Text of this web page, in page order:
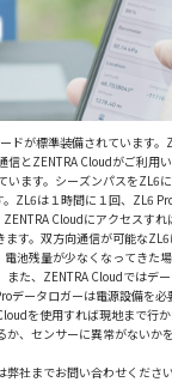
ドが標準装備されています。
とZENTRA Cloudがご利用
います。シーズンパスをZL6
ZL6は１時間に１回、ZL6
Cloudにアクセスす
す。双方向通信が可能な
池残量が少なくなってきた
た、ZENTRA Cloudではデー
データロガーは電源設備を
を使用すれば現地まで行
、センサーに異常がないか
社までお問い合わせください